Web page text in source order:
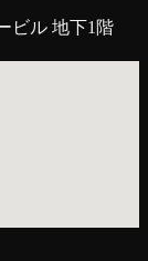
ビル 地下1階